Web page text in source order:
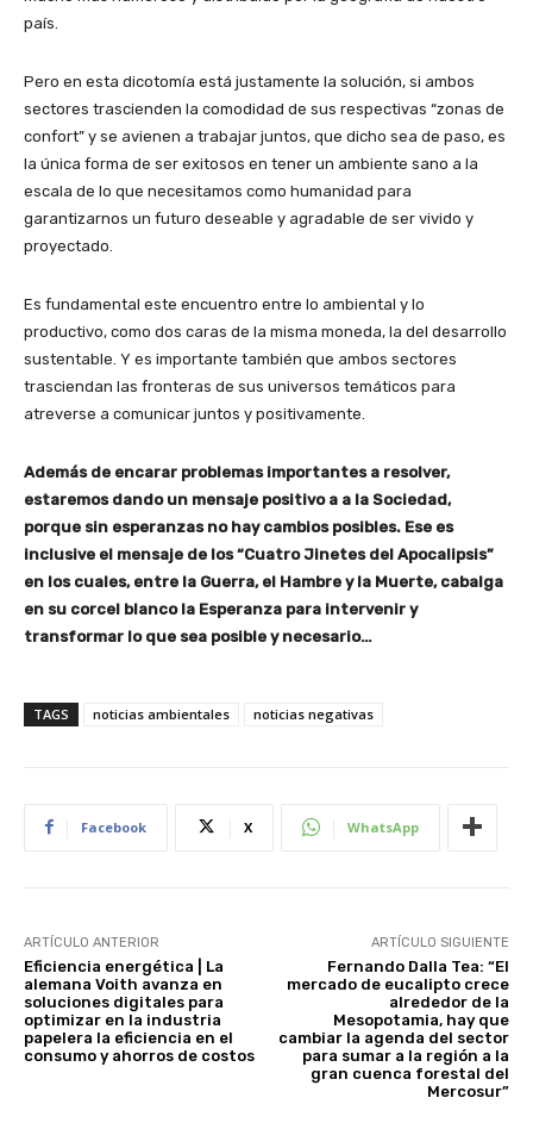
país.
Pero en esta dicotomía está justamente la solución, si ambos
sectores trascienden la comodidad de sus respectivas “zonas de
confort” y se avienen a trabajar juntos, que dicho sea de paso, es
la única forma de ser exitosos en tener un ambiente sano a la
escala de lo que necesitamos como humanidad para
garantizarnos un futuro deseable y agradable de ser vivido y
proyectado.
Es fundamental este encuentro entre lo ambiental y lo
productivo, como dos caras de la misma moneda, la del desarrollo
sustentable. Y es importante también que ambos sectores
trasciendan las fronteras de sus universos temáticos para
atreverse a comunicar juntos y positivamente.
Además de encarar problemas importantes a resolver,
estaremos dando un mensaje positivo a a la Sociedad,
porque sin esperanzas no hay cambios posibles. Ese es
inclusive el mensaje de los “Cuatro Jinetes del Apocalipsis”
en los cuales, entre la Guerra, el Hambre y la Muerte, cabalga
en su corcel blanco la Esperanza para intervenir y
transformar lo que sea posible y necesario…
TAGS noticias ambientales noticias negativas
Facebook X WhatsApp
ARTÍCULO ANTERIOR
Eficiencia energética | La
alemana Voith avanza en
soluciones digitales para
optimizar en la industria
papelera la eficiencia en el
consumo y ahorros de costos
ARTÍCULO SIGUIENTE
Fernando Dalla Tea: “El
mercado de eucalipto crece
alrededor de la
Mesopotamia, hay que
cambiar la agenda del sector
para sumar a la región a la
gran cuenca forestal del
Mercosur”